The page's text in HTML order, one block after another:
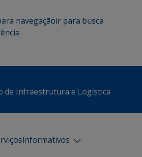
navegaçãoir para busca
de Infraestrutura e Logística
Informativos